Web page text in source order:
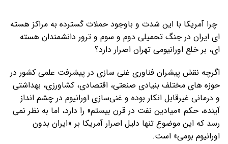
چرا آمریکا با این شدت و باوجود حملات گسترده به مراکز هسته
ای ایران در جنگ تحمیلی دوم و سوم و ترور دانشمندان هسته
ای، بر خلع اورانیومی تهران اصرار دارد؟
اگرچه نقش پیشران فناوری غنی سازی در پیشرفت علمی کشور در
حوزه های مختلف بنیادی صنعتی، اقتصادی، کشاورزی، بهداشتی
و درمانی غیرقابل انکار بوده و غنی‌سازی اورانیوم در چشم انداز
آینده، حکم «میادین نفت در قرن بیستم» را دارد، اما به نظر نمی
رسد که این موضوع تنها دلیل اصرار آمریکا بر «ایران بدون
اورانیوم بومی» است.